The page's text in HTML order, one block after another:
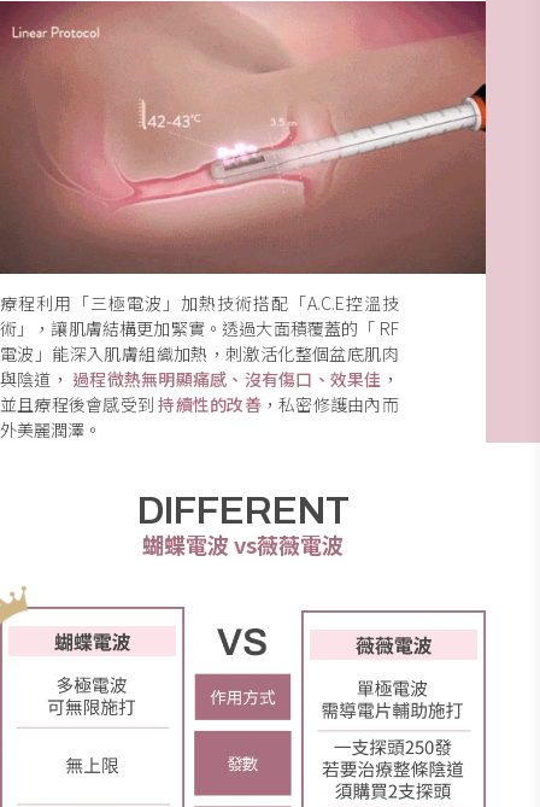
療程利用「三極電波」加熱技術搭配「A.C.E控溫技
術」，讓肌膚結構更加緊實。透過大面積覆蓋的「 RF
電波」能深入肌膚組織加熱，刺激活化整個盆底肌肉
與陰道，過程微熱無明顯痛感、沒有傷口、效果佳 ，
並且療程後會感受到持續性的改善，私密修護由內而
外美麗潤澤。
DIFFERENT
蝴蝶電波vs薇薇電波